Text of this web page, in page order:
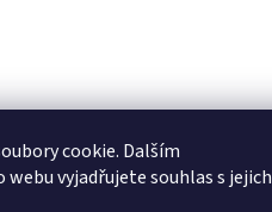
cookie. Dalším
vyjadřujete souhlas s jejich
Zboží.cz Heureka.cz